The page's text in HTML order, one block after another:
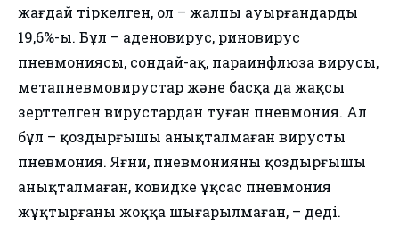
жағдай тіркелген, ол – жалпы ауырғандардың
19,6%-ы. Бұл – аденовирус, риновирус
пневмониясы, сондай-ақ, параинфлюза вирусы,
метапневмовирустар және басқа да жақсы
зерттелген вирустардан туған пневмония. Ал
бұл – қоздырғышы анықталмаған вирусты
пневмония. Яғни, пневмонияның қоздырғышы
анықталмаған, ковидке ұқсас пневмония
жұқтырғаны жоққа шығарылмаған, – деді.